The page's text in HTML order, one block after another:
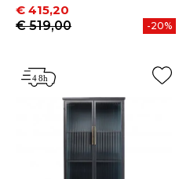
Prijs
€ 415,20
Normale prijs
€ 519,00
-20%